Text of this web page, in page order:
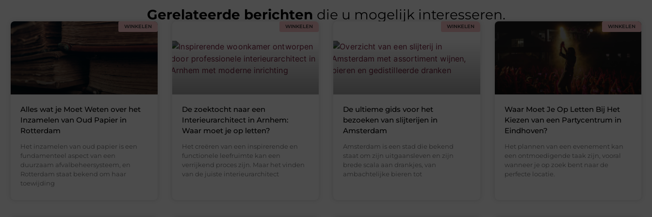
Gerelateerde berichten die u mogelijk interesseren.
WINKELEN
Alles wat je Moet Weten over het
Inzamelen van Oud Papier in
Rotterdam
Het inzamelen van oud papier is een
fundamenteel aspect van een
duurzaam afvalbeheersysteem, en
Rotterdam staat bekend om haar
toewijding
WINKELEN
De zoektocht naar een
Interieurarchitect in Arnhem:
Waar moet je op letten?
Het creëren van een inspirerende en
functionele leefruimte kan een
verrijkend proces zijn. Maar het vinden
van de juiste interieurarchitect
WINKELEN
De ultieme gids voor het
bezoeken van slijterijen in
Amsterdam
Amsterdam is een stad die bekend
staat om zijn uitgaansleven en zijn
brede scala aan drankjes, van
ambachtelijke bieren tot
WINKELEN
Waar Moet Je Op Letten Bij Het
Kiezen van een Partycentrum in
Eindhoven?
Het plannen van een evenement kan
een ontmoedigende taak zijn, vooral
wanneer je op zoek bent naar de
perfecte locatie.